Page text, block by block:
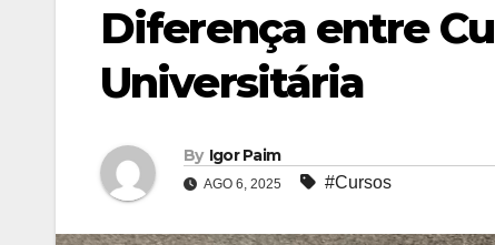
Diferença entre
Universitária
By Igor Paim
AGO 6, 2025 #Cursos